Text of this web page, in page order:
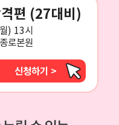
편 (27대비)
) 13시
로본원
신청하기 >